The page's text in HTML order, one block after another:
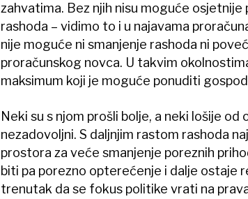
zahvatima. Bez njih nisu moguće
rashoda – vidimo to i u najavama
nije moguće ni smanjenje rashoda ni
proračunskog novca. U takvim
maksimum koji je moguće ponuditi
Neki su s njom prošli bolje, a neki lošije
nezadovoljni. S daljnjim rastom rashoda
prostora za veće smanjenje poreznih
biti pa porezno opterećenje i dalje ostaje
trenutak da se fokus politike vrati na